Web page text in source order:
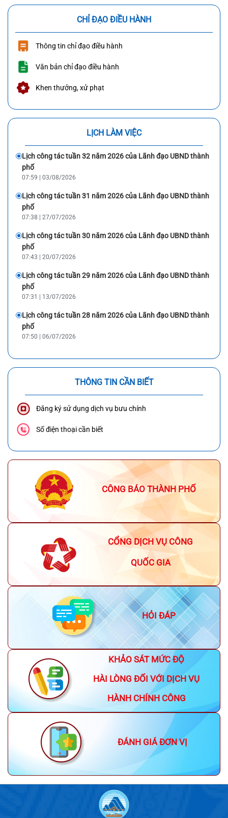
CHỈ ĐẠO ĐIỀU HÀNH
Thông tin chỉ đạo điều hành
Văn bản chỉ đạo điều hành
Khen thưởng, xử phạt
LỊCH LÀM VIỆC
Lịch công tác tuần 32 năm 2026 của Lãnh đạo UBND thành
phố
07:59 | 03/08/2026
Lịch công tác tuần 31 năm 2026 của Lãnh đạo UBND thành
phố
07:38 | 27/07/2026
Lịch công tác tuần 30 năm 2026 của Lãnh đạo UBND thành
phố
07:43 | 20/07/2026
Lịch công tác tuần 29 năm 2026 của Lãnh đạo UBND thành
phố
07:31 | 13/07/2026
Lịch công tác tuần 28 năm 2026 của Lãnh đạo UBND thành
phố
07:50 | 06/07/2026
THÔNG TIN CẦN BIẾT
Đăng ký sử dụng dịch vụ bưu chính
Số điện thoại cần biết
CÔNG BÁO THÀNH PHỐ
CỔNG DỊCH VỤ CÔNG
QUỐC GIA
HỎI ĐÁP
KHẢO SÁT MỨC ĐỘ
HÀI LÒNG ĐỐI VỚI DỊCH VỤ
HÀNH CHÍNH CÔNG
ĐÁNH GIÁ ĐƠN VỊ